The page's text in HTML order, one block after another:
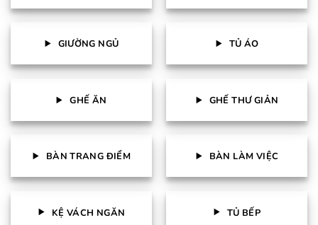
GIƯỜNG NGỦ TỦ ÁO
GHẾ ĂN GHẾ THƯ GIẢN
BÀN TRANG ĐIỂM BÀN LÀM VIỆC
KỆ VÁCH NGĂN TỦ BẾP